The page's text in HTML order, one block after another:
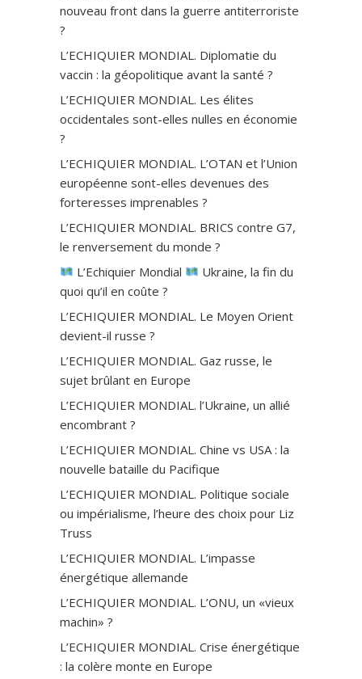
nouveau front dans la guerre antiterroriste
?
L’ECHIQUIER MONDIAL. Diplomatie du
vaccin : la géopolitique avant la santé ?
L’ECHIQUIER MONDIAL. Les élites
occidentales sont-elles nulles en économie
?
L’ECHIQUIER MONDIAL. L’OTAN et l’Union
européenne sont-elles devenues des
forteresses imprenables ?
L’ECHIQUIER MONDIAL. BRICS contre G7,
le renversement du monde ?
L’Echiquier Mondial
Ukraine, la fin du
quoi qu’il en coûte ?
L’ECHIQUIER MONDIAL. Le Moyen Orient
devient-il russe ?
L’ECHIQUIER MONDIAL. Gaz russe, le
sujet brûlant en Europe
L’ECHIQUIER MONDIAL. l’Ukraine, un allié
encombrant ?
L’ECHIQUIER MONDIAL. Chine vs USA : la
nouvelle bataille du Pacifique
L’ECHIQUIER MONDIAL. Politique sociale
ou impérialisme, l’heure des choix pour Liz
Truss
L’ECHIQUIER MONDIAL. L’impasse
énergétique allemande
L’ECHIQUIER MONDIAL. L’ONU, un «vieux
machin» ?
L’ECHIQUIER MONDIAL. Crise énergétique
: la colère monte en Europe